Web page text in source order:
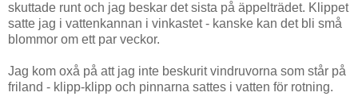
skuttade runt och jag beskar det sista på äppelträdet. Klippet
satte jag i vattenkannan i vinkastet - kanske kan det bli små
blommor om ett par veckor.
Jag kom oxå på att jag inte beskurit vindruvorna som står på
friland - klipp-klipp och pinnarna sattes i vatten för rotning.